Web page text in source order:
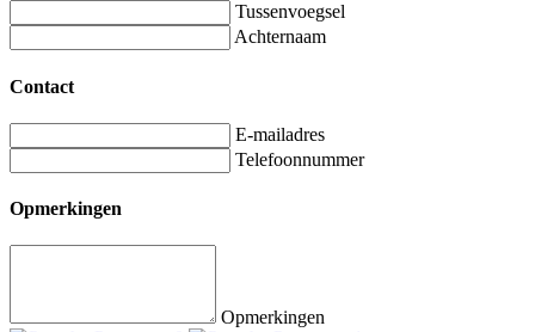
Tussenvoegsel
Achternaam
Contact
E-mailadres
Telefoonnummer
Opmerkingen
Opmerkingen